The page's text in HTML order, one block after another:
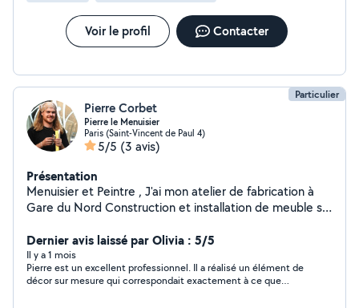
Voir le profil Contacter
Particulier
Pierre Corbet
Pierre le Menuisier
Paris (Saint-Vincent de Paul 4)
5/5 (3 avis)
Présentation
Menuisier et Peintre , J'ai mon atelier de fabrication à
Gare du Nord Construction et installation de meuble sur
genre
Dernier avis laissé par Olivia : 5/5
Il y a 1 mois
Pierre est un excellent professionnel. Il a réalisé un élément de
décor sur mesure qui correspondait exactement à ce que